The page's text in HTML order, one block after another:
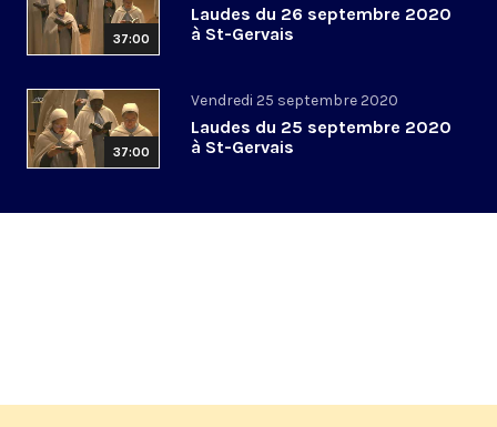
37:00
Laudes du 26 septembre 2020
à St-Gervais
37:00
Vendredi 25 septembre 2020
Laudes du 25 septembre 2020
à St-Gervais